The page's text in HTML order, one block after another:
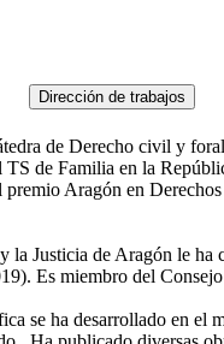
de Derecho civil y
de Familia en la
Aragón en
Justicia de Aragón le
Es miembro del
se ha desarrollado en el